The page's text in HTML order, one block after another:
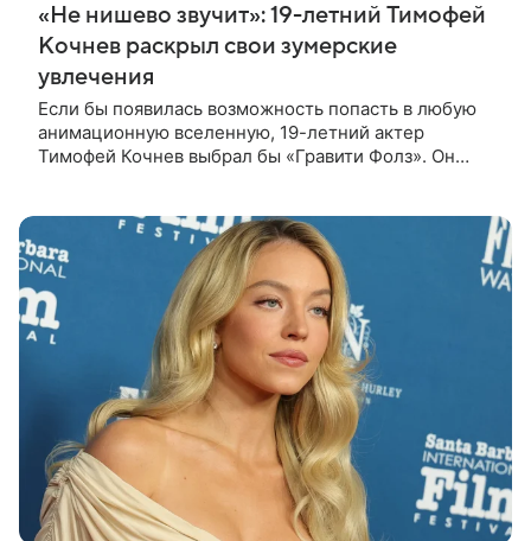
«Не нишево звучит»: 19-летний Тимофей
Кочнев раскрыл свои зумерские
увлечения
Если бы появилась возможность попасть в любую
анимационную вселенную, 19-летний актер
Тимофей Кочнев выбрал бы «Гравити Фолз». Он